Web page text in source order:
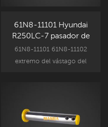
61N8-11101 Hyundai
R250LC-7 pasador de
extremo de varilla del
cilindro del cucharón
61N8-11101 61N8-11102
extremo del vástago del
excavadora, R250LC-7
recambio reemplazo.